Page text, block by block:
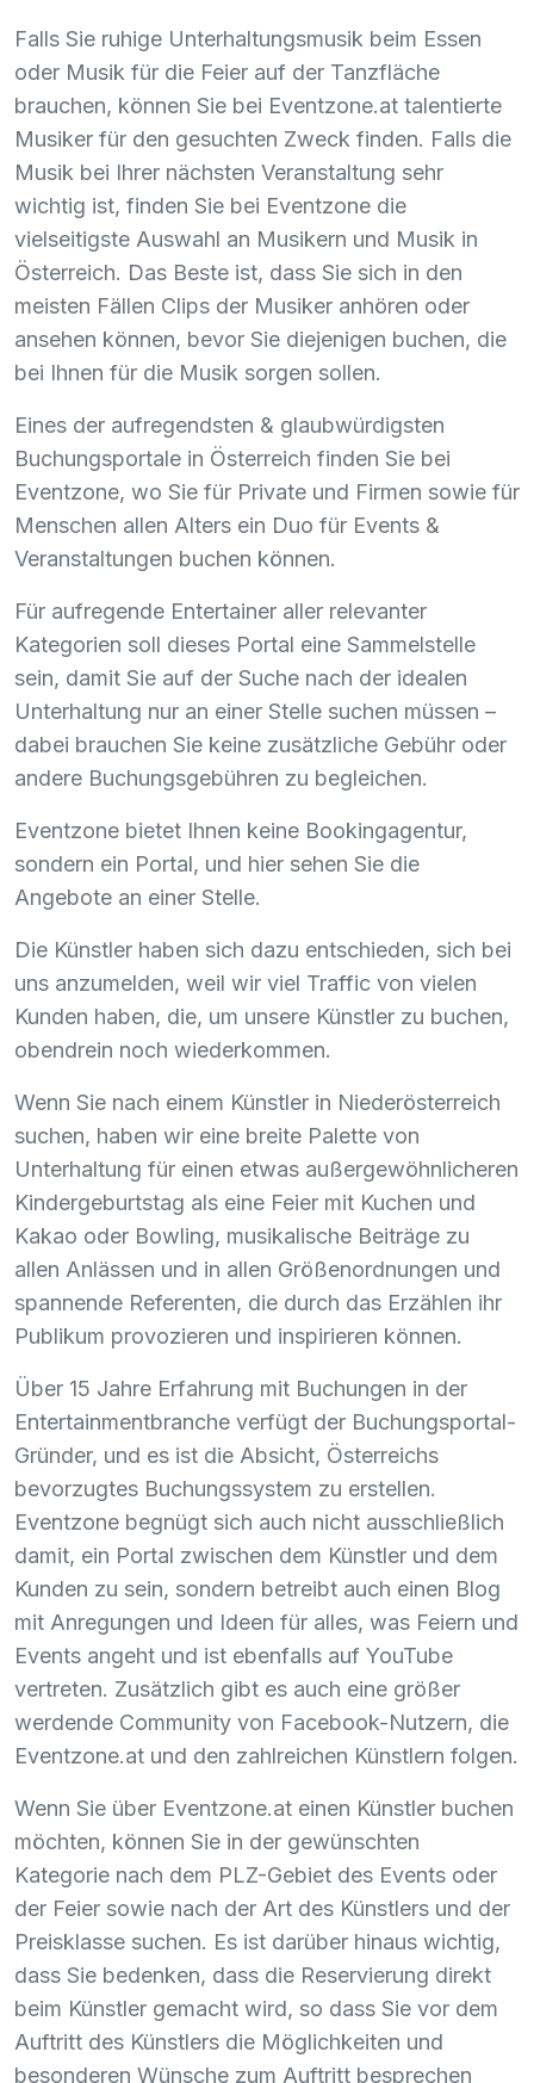
Falls Sie ruhige Unterhaltungsmusik beim Essen
oder Musik für die Feier auf der Tanzfläche
brauchen, können Sie bei Eventzone.at talentierte
Musiker für den gesuchten Zweck finden. Falls die
Musik bei Ihrer nächsten Veranstaltung sehr
wichtig ist, finden Sie bei Eventzone die
vielseitigste Auswahl an Musikern und Musik in
Österreich. Das Beste ist, dass Sie sich in den
meisten Fällen Clips der Musiker anhören oder
ansehen können, bevor Sie diejenigen buchen, die
bei Ihnen für die Musik sorgen sollen.
Eines der aufregendsten & glaubwürdigsten
Buchungsportale in Österreich finden Sie bei
Eventzone, wo Sie für Private und Firmen sowie für
Menschen allen Alters ein Duo für Events &
Veranstaltungen buchen können.
Für aufregende Entertainer aller relevanter
Kategorien soll dieses Portal eine Sammelstelle
sein, damit Sie auf der Suche nach der idealen
Unterhaltung nur an einer Stelle suchen müssen –
dabei brauchen Sie keine zusätzliche Gebühr oder
andere Buchungsgebühren zu begleichen.
Eventzone bietet Ihnen keine Bookingagentur,
sondern ein Portal, und hier sehen Sie die
Angebote an einer Stelle.
Die Künstler haben sich dazu entschieden, sich bei
uns anzumelden, weil wir viel Traffic von vielen
Kunden haben, die, um unsere Künstler zu buchen,
obendrein noch wiederkommen.
Wenn Sie nach einem Künstler in Niederösterreich
suchen, haben wir eine breite Palette von
Unterhaltung für einen etwas außergewöhnlicheren
Kindergeburtstag als eine Feier mit Kuchen und
Kakao oder Bowling, musikalische Beiträge zu
allen Anlässen und in allen Größenordnungen und
spannende Referenten, die durch das Erzählen ihr
Publikum provozieren und inspirieren können.
Über 15 Jahre Erfahrung mit Buchungen in der
Entertainmentbranche verfügt der Buchungsportal-
Gründer, und es ist die Absicht, Österreichs
bevorzugtes Buchungssystem zu erstellen.
Eventzone begnügt sich auch nicht ausschließlich
damit, ein Portal zwischen dem Künstler und dem
Kunden zu sein, sondern betreibt auch einen Blog
mit Anregungen und Ideen für alles, was Feiern und
Events angeht und ist ebenfalls auf YouTube
vertreten. Zusätzlich gibt es auch eine größer
werdende Community von Facebook-Nutzern, die
Eventzone.at und den zahlreichen Künstlern folgen.
Wenn Sie über Eventzone.at einen Künstler buchen
möchten, können Sie in der gewünschten
Kategorie nach dem PLZ-Gebiet des Events oder
der Feier sowie nach der Art des Künstlers und der
Preisklasse suchen. Es ist darüber hinaus wichtig,
dass Sie bedenken, dass die Reservierung direkt
beim Künstler gemacht wird, so dass Sie vor dem
Auftritt des Künstlers die Möglichkeiten und
besonderen Wünsche zum Auftritt besprechen